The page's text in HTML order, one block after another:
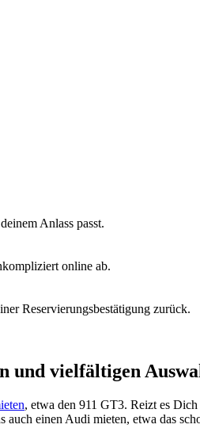
Anlass passt.
online ab.
Reservierungsbestätigung zurück.
vielfältigen
, etwa den 911 GT3. Reizt es Dich
auch einen Audi mieten, etwa das